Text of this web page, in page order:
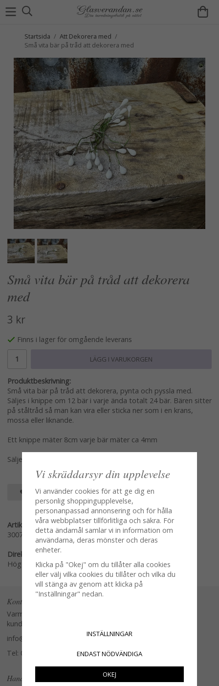
Startsida / Att Dekorera med /
Små vita bär på tråd att dekorera med
Små vita bär på tråd att dekorera
med
3 kr
Finns i lager för omgående leverans
LÄGG I VARUKORGEN
Produktbeskrivning:
Små vita bär på tråd att dekorera, pynta och pyssla med.
Säljes i knippe om 12 bär i varje ända totalt 24 bär. Bären sitter
på ståltråd så man kan vira eller sticka ner som i en krans,
mossa eller liknande.
Ett knippe mäter 8cm varje bär mäter ca 4mm
Säljes enligt sista bilden
SPARA SOM FAVORIT
Artikelnummer:
3007-1
Direktlänk:
Högerklicka och kopiera adressen
Kontakta oss
Varmt välkommen att kontakta vår
kundtjänst.
info@glasverandan.se
Tel: 079-3495968
Handla
Vi skräddarsyr din upplevelse
Vi använder cookies för att ge dig en
personlig shoppingupplevelse,
personanpassad annonsering och för hålla
våra webbplatser tillförlitliga och säkra. För
detta ändamål samlar vi in information om
användarna, deras mönster och deras
enheter.
Klicka på "Okej" om du tillåter alla cookies
eller välj vilka cookies du tillåter och vilka du
vill stänga av genom att klicka på
"Inställningar" nedan.
INSTÄLLNINGAR
ENDAST NÖDVÄNDIGA
OKEJ